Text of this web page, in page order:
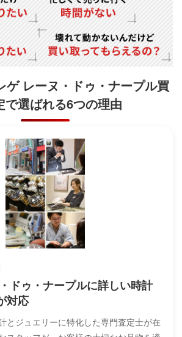
ゲ レーヌ・ドゥ・ナープル買
で選ばれる6つの理由
ドゥ・ナープルに詳しい時計
対応
とジュエリーに特化した専門査定士が在